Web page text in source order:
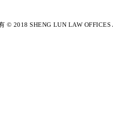
© 2018 SHENG LUN LAW